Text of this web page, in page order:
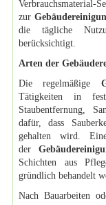
zur
die tägliche
berücksichtigt.
Arten der
Die regelmäßige
Tätigkeiten in
Staubentfernung,
dafür, dass
gehalten wird.
der
Schichten aus
gründlich behandelt
Nach Bauarbeiten